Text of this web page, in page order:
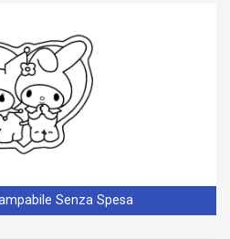
Senza Spesa